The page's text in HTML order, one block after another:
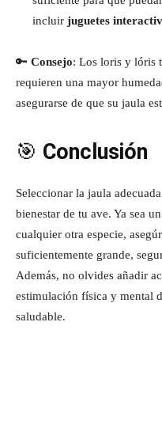
incluir juguetes
🔑 Consejo: Los loris y lóris
requieren una mayor
asegurarse de que su jaula
🎯 Conclusión
Seleccionar la jaula
bienestar de tu ave. Ya sea
cualquier otra especie,
suficientemente grande,
Además, no olvides añadir
estimulación física y mental
saludable.